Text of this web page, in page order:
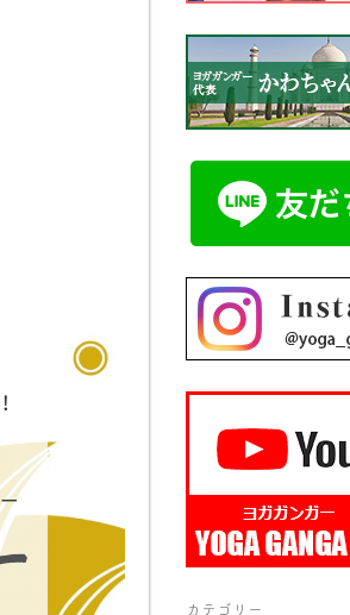
カテゴリー